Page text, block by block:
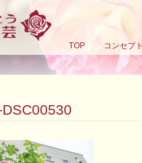
TOP コンセプト